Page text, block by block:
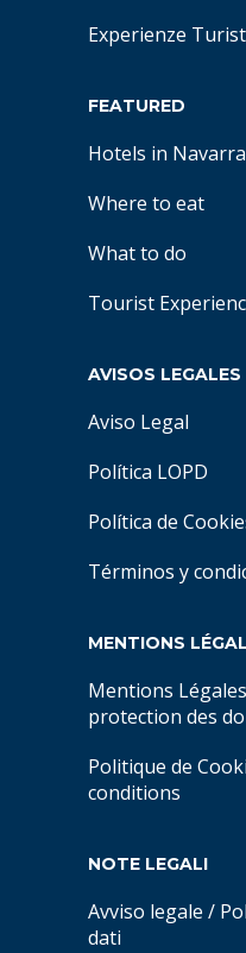
Experienze
FEATURED
Hotels in Navarra
Where to eat
What to do
Tourist
AVISOS LEGALES
Aviso Legal
Política LOPD
Política de
Términos y
MENTIONS
Mentions Légales
protection des
Politique de
conditions
NOTE LEGALI
Avviso legale /
dati